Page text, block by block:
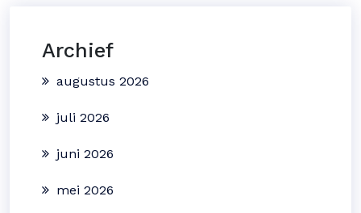
Archief
augustus 2026
juli 2026
juni 2026
mei 2026